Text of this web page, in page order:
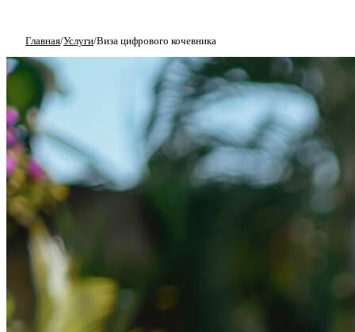
Главная/Услуги/Виза цифрового кочевника